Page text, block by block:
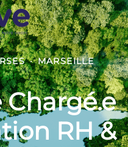
· MARSEILLE
RH &